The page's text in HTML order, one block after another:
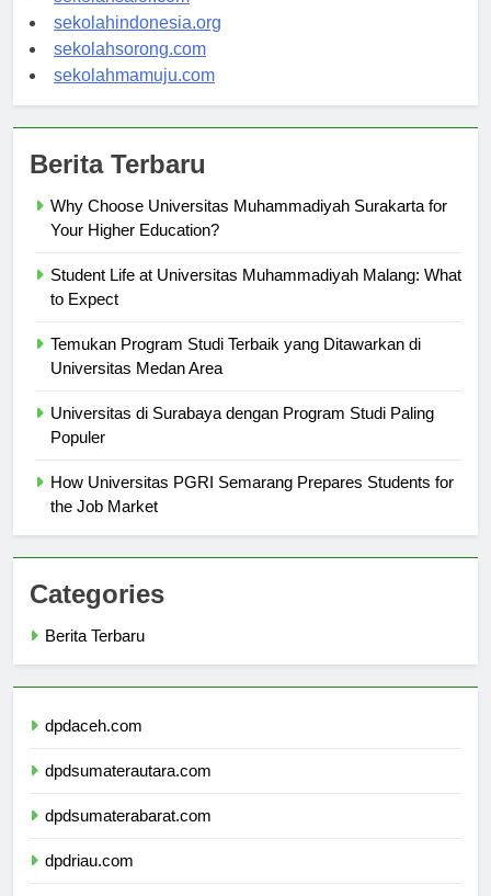
sekolahsalor.com
sekolahindonesia.org
sekolahsorong.com
Berita Terbaru
Why Choose Universitas Muhammadiyah Surakarta for
Student Life at Universitas Muhammadiyah Malang: What
Temukan Program Studi Terbaik yang Ditawarkan di
Universitas di Surabaya dengan Program Studi Paling
How Universitas PGRI Semarang Prepares Students for
Categories